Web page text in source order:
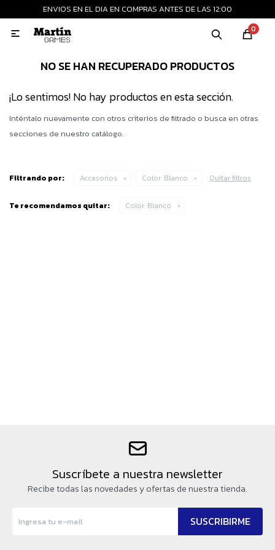
ENVIOS EN EL DIA EN COMPRAS ANTES DE LAS 12:00
0

NO SE HAN RECUPERADO PRODUCTOS
¡Lo sentimos! No hay productos en esta sección.
Inténtalo nuevamente con otros criterios de filtrado o busca en otras
secciones de nuestro catálogo.
Filtrando por: Accesorios Color: Blanco Quitar filtros
Te recomendamos quitar: Color: Blanco
Suscríbete a nuestra newsletter
Recibe todas las novedades y ofertas de nuestra tienda.
SUSCRIBIRME
MI CUENTA
Consolas nuevas